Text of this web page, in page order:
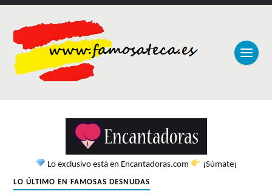
Lo exclusivo está en Encantadoras.com ¡Súmate¡
LO ÚLTIMO EN FAMOSAS DESNUDAS